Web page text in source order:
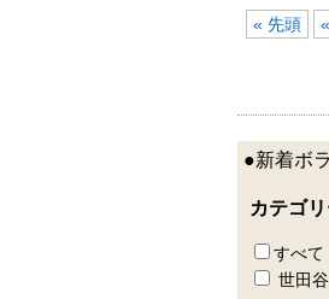
« 先頭
●新着ボ
カテゴ
すべて
世田